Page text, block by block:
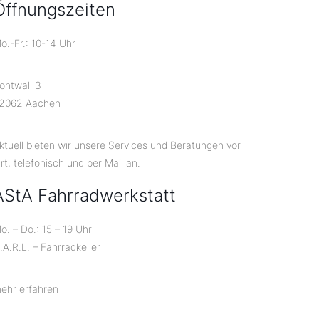
Fr.: 10-14 Uhr
3
Aachen
bieten wir unsere Services und Beratungen vor
telefonisch und per Mail an.
Fahrradwerkstatt
– Do.: 15 – 19 Uhr
– Fahrradkeller
erfahren